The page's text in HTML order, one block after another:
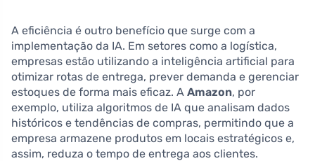
A eficiência é outro benefício que surge com a
implementação da IA. Em setores como a logística,
empresas estão utilizando a inteligência artificial para
otimizar rotas de entrega, prever demanda e gerenciar
estoques de forma mais eficaz. A Amazon, por
exemplo, utiliza algoritmos de IA que analisam dados
históricos e tendências de compras, permitindo que a
empresa armazene produtos em locais estratégicos e,
assim, reduza o tempo de entrega aos clientes.